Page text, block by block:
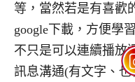
等，當然若是有喜歡
google下載，方便學
不只是可以連續播放
訊息溝通(有文字、也